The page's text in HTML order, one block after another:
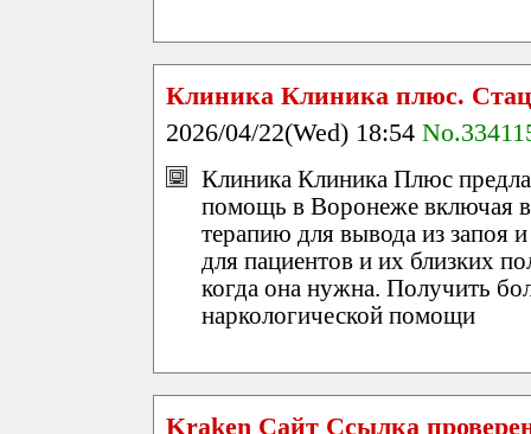
Клиника Клиника плюс.
2026/04/22(Wed) 18:54
Клиника Клиника Плюс
помощь в Воронеже включая
терапию для вывода из
для пациентов и их близких
когда она нужна. Получить
наркологической помощи
Kraken Сайт Ссылка